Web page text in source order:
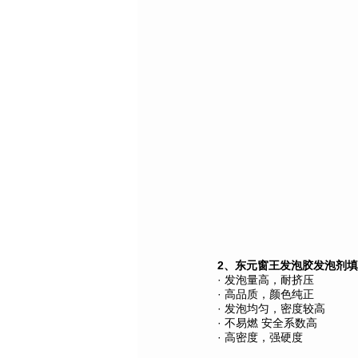
2、东元窗王发泡胶发泡剂
· 发泡量高，耐挤压
· 高品质，颜色纯正
· 发泡均匀，密度较高
· 不易燃 安全系数高
· 高密度，强硬度